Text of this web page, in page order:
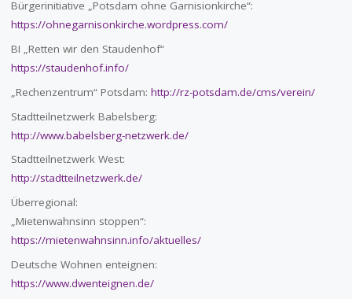
Bürgerinitiative „Potsdam ohne Garnisionkirche“:
https://ohnegarnisonkirche.wordpress.com/
BI „Retten wir den Staudenhof“
https://staudenhof.info/
„Rechenzentrum“ Potsdam: http://rz-potsdam.de/cms/verein/
Stadtteilnetzwerk Babelsberg:
http://www.babelsberg-netzwerk.de/
Stadtteilnetzwerk West:
http://stadtteilnetzwerk.de/
Überregional:
„Mietenwahnsinn stoppen“:
https://mietenwahnsinn.info/aktuelles/
Deutsche Wohnen enteignen:
https://www.dwenteignen.de/